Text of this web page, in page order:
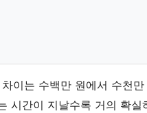
이는 수백만 원에서 수천
시간이 지날수록 거의 확실